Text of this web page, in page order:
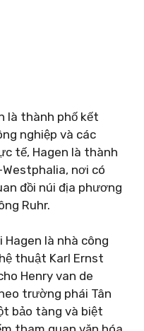
là thành phố kết
nghiệp và các
tế, Hagen là thành
nơi có
đồi núi địa phương
Ruhr.
là nhà công
thuật Karl Ernst
Henry van de
trường phái Tân
bảo tàng và biệt